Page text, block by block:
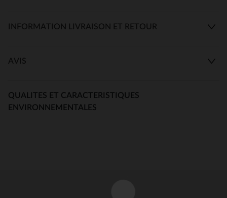
INFORMATION LIVRAISON ET RETOUR
AVIS
QUALITES ET CARACTERISTIQUES
ENVIRONNEMENTALES